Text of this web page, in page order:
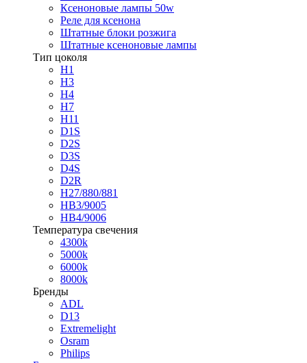
Ксеноновые лампы 50w
Реле для ксенона
Штатные блоки розжига
Штатные ксеноновые лампы
Тип цоколя
H1
H3
H4
H7
H11
D1S
D2S
D3S
D4S
D2R
H27/880/881
HB3/9005
HB4/9006
Температура свечения
4300k
5000k
6000k
8000k
Бренды
ADL
D13
Extremelight
Osram
Philips